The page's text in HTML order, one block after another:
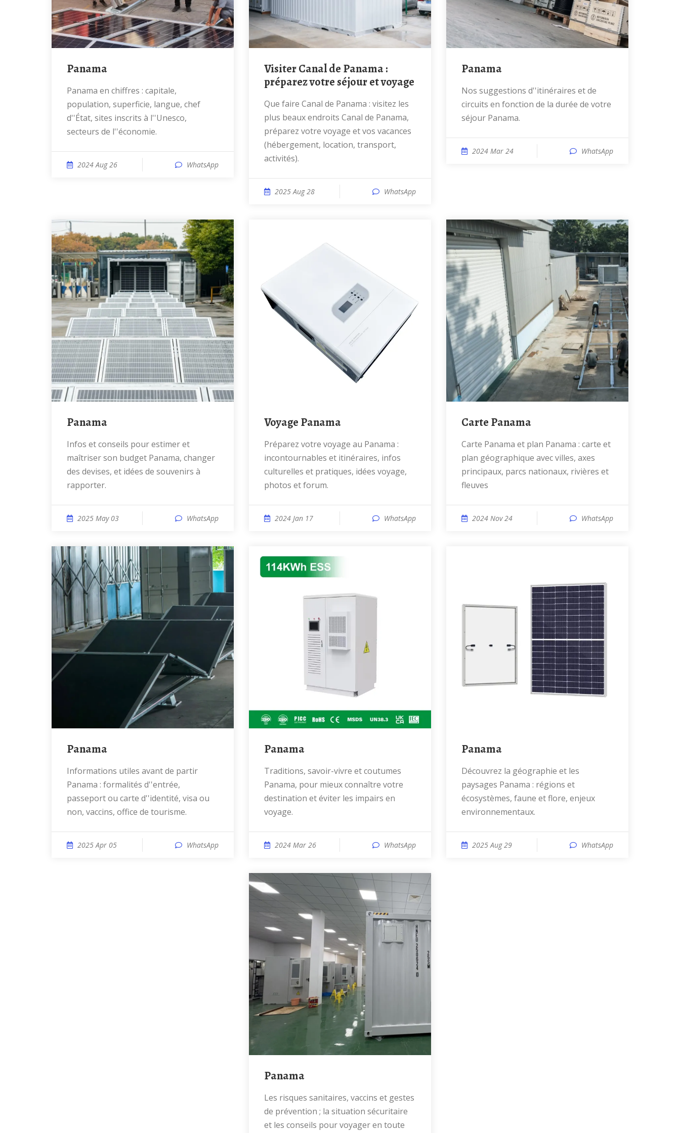
Panama
Panama en chiffres : capitale,
population, superficie, langue, chef
d''État, sites inscrits à l''Unesco,
secteurs de l''économie.
2024 Aug 26 WhatsApp
Visiter Canal de Panama :
préparez votre séjour et voyage
Que faire Canal de Panama : visitez les
plus beaux endroits Canal de Panama,
préparez votre voyage et vos vacances
(hébergement, location, transport,
activités).
2025 Aug 28 WhatsApp
Panama
Nos suggestions d''itinéraires et de
circuits en fonction de la durée de votre
séjour Panama.
2024 Mar 24 WhatsApp
Panama
Infos et conseils pour estimer et
maîtriser son budget Panama, changer
des devises, et idées de souvenirs à
rapporter.
2025 May 03 WhatsApp
Voyage Panama
Préparez votre voyage au Panama :
incontournables et itinéraires, infos
culturelles et pratiques, idées voyage,
photos et forum.
2024 Jan 17 WhatsApp
Carte Panama
Carte Panama et plan Panama : carte et
plan géographique avec villes, axes
principaux, parcs nationaux, rivières et
fleuves
2024 Nov 24 WhatsApp
Panama
Informations utiles avant de partir
Panama : formalités d''entrée,
passeport ou carte d''identité, visa ou
non, vaccins, office de tourisme.
2025 Apr 05 WhatsApp
Panama
Traditions, savoir-vivre et coutumes
Panama, pour mieux connaître votre
destination et éviter les impairs en
voyage.
2024 Mar 26 WhatsApp
Panama
Découvrez la géographie et les
paysages Panama : régions et
écosystèmes, faune et flore, enjeux
environnementaux.
2025 Aug 29 WhatsApp
Panama
Les risques sanitaires, vaccins et gestes
de prévention ; la situation sécuritaire
et les conseils pour voyager en toute